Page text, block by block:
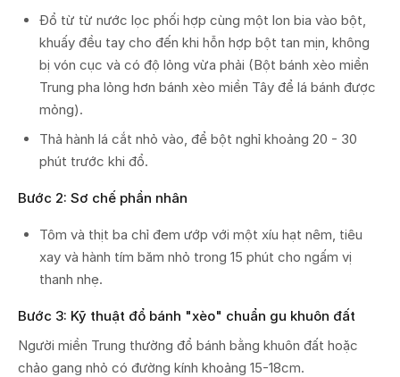
Đổ từ từ nước lọc phối hợp cùng một lon bia vào bột,
khuấy đều tay cho đến khi hỗn hợp bột tan mịn, không
bị vón cục và có độ lỏng vừa phải (Bột bánh xèo miền
Trung pha lỏng hơn bánh xèo miền Tây để lá bánh được
mỏng).
Thả hành lá cắt nhỏ vào, để bột nghỉ khoảng 20 - 30
phút trước khi đổ.
Bước 2: Sơ chế phần nhân
Tôm và thịt ba chỉ đem ướp với một xíu hạt nêm, tiêu
xay và hành tím băm nhỏ trong 15 phút cho ngấm vị
thanh nhẹ.
Bước 3: Kỹ thuật đổ bánh "xèo" chuẩn gu khuôn đất
Người miền Trung thường đổ bánh bằng khuôn đất hoặc
chảo gang nhỏ có đường kính khoảng 15-18cm.